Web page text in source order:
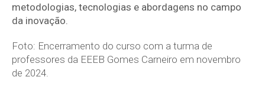
metodologias, tecnologias e abordagens no campo
da inovação.
Foto: Encerramento do curso com a turma de
professores da EEEB Gomes Carneiro em novembro
de 2024.